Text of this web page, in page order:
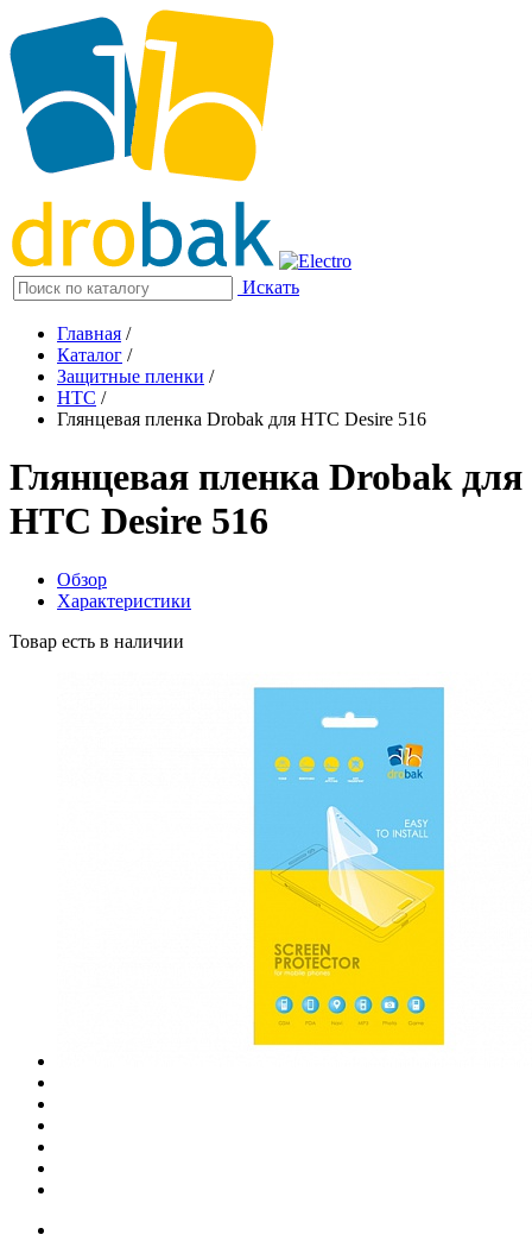
Искать
Главная /
Каталог /
Защитные пленки /
HTC /
Глянцевая пленка Drobak для HTC Desire 516
Глянцевая пленка Drobak для
HTC Desire 516
Обзор
Характеристики
Товар есть в наличии